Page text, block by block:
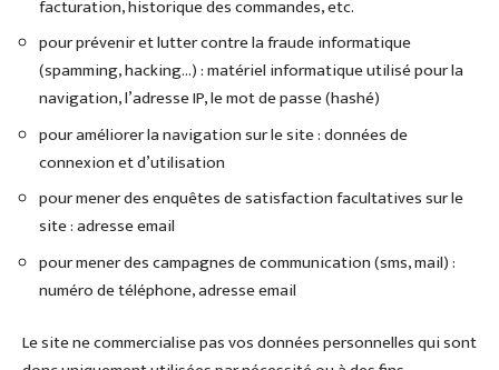
facturation, historique des commandes, etc.
pour prévenir et lutter contre la fraude informatique
(spamming, hacking…) : matériel informatique utilisé pour la
navigation, l’adresse IP, le mot de passe (hashé)
pour améliorer la navigation sur le site : données de
connexion et d’utilisation
pour mener des enquêtes de satisfaction facultatives sur le
site : adresse email
pour mener des campagnes de communication (sms, mail) :
numéro de téléphone, adresse email
Le site ne commercialise pas vos données personnelles qui sont